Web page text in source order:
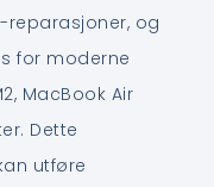
reparasjoner, og
for moderne
MacBook Air
Dette
utføre